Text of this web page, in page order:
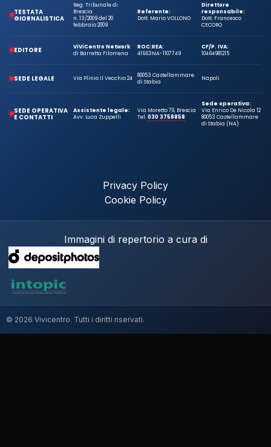
TESTATA
GIORNALISTICA
Reg. Tribunale di
Brescia
n. 13/2009 del 20
febbraio 2009
Referente:
Dott. Mario VOLLONO
Direttore
responsabile:
Dott. Francesco
CECORO
EDITORE
ViViCentro Network
di Barretta Filomena
ROC:
41663
REA:
NA-1107749
CF/P. IVA:
10464981215
SEDE LEGALE Via Plinio Il Vecchio 24
80053 Castellammare
di Stabia
Napoli
SEDE OPERATIVA
E CONTATTI
Assistente legale:
Avv. Luca Zuppelli
Via Moretto 70, Brescia
Tel.030 3758858
Sede operativa:
Via Enrico De Nicola 12
80053 Castellammare
di Stabia (NA)
Privacy Policy
Cookie Policy
Immagini di repertorio a cura di
© 2026 Vivicentro. Tutti i diritti riservati.